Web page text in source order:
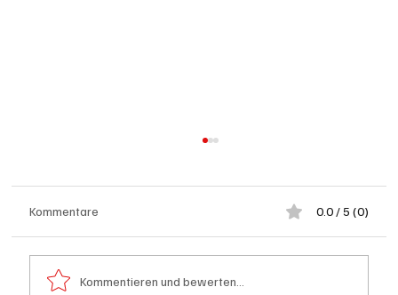
Kommentare 0.0 / 5 (0)
Kommentieren und bewerten...